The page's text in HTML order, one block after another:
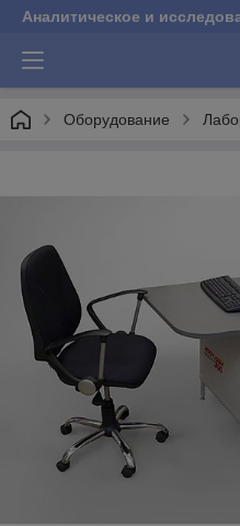
Аналитическое и
Оборудование